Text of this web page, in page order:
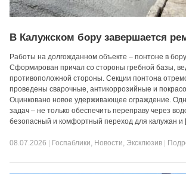
В Калужском бору завершается
Работы на долгожданном объекте – понтоне в
Сформирован причал со стороны гребной базы,
противоположной стороны. Секции понтона
проведены сварочные, антикоррозийные и
Оцинковано новое удерживающее ограждение.
задач – не только обеспечить переправу через
безопасный и комфортный переход для калужан и
08.07.2026 Госпаблики, Новости, Эксклюзив